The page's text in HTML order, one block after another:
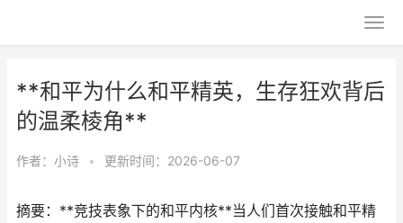
**和平为什么和平精英，生存狂欢背后
的温柔棱角**
作者： 小诗 • 更新时间：2026-06-07
摘要：**竞技表象下的和平内核**当人们首次接触和平精